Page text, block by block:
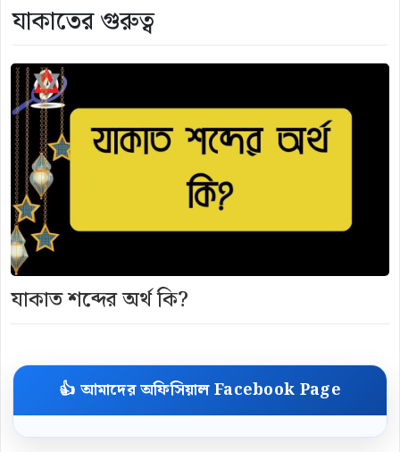
যাকাতের গুরুত্ব
যাকাত শব্দের অর্থ কি?
👍 আমাদের অফিসিয়াল Facebook Page